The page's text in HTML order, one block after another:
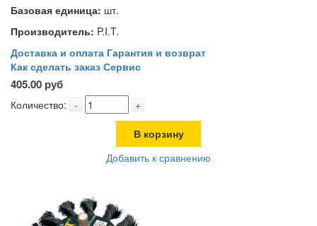
Базовая единица: шт.
Производитель: P.I.T.
Доставка и оплата Гарантия и возврат
Как сделать заказ Сервис
405.00 руб
Количество: - +
В корзину
Добавить к сравнению